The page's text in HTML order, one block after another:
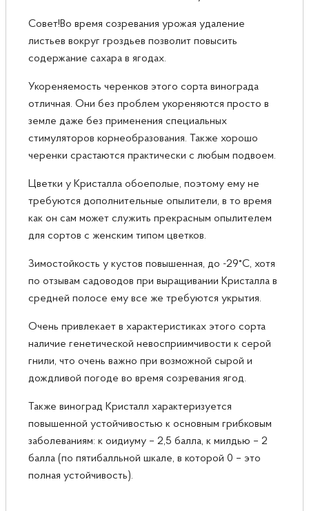
Совет!Во время созревания урожая удаление
листьев вокруг гроздьев позволит повысить
содержание сахара в ягодах.
Укореняемость черенков этого сорта винограда
отличная. Они без проблем укореняются просто в
земле даже без применения специальных
стимуляторов корнеобразования. Также хорошо
черенки срастаются практически с любым подвоем.
Цветки у Кристалла обоеполые, поэтому ему не
требуются дополнительные опылители, в то время
как он сам может служить прекрасным опылителем
для сортов с женским типом цветков.
Зимостойкость у кустов повышенная, до -29°С, хотя
по отзывам садоводов при выращивании Кристалла в
средней полосе ему все же требуются укрытия.
Очень привлекает в характеристиках этого сорта
наличие генетической невосприимчивости к серой
гнили, что очень важно при возможной сырой и
дождливой погоде во время созревания ягод.
Также виноград Кристалл характеризуется
повышенной устойчивостью к основным грибковым
заболеваниям: к оидиуму – 2,5 балла, к милдью – 2
балла (по пятибалльной шкале, в которой 0 – это
полная устойчивость).